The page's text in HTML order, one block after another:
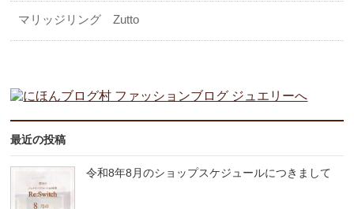
マリッジリング Zutto
最近の投稿
令和8年8月のショップスケジュールにつきまして